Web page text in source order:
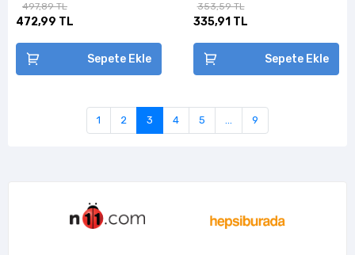
497,89 TL
472,99 TL
Sepete Ekle
353,59 TL
335,91 TL
Sepete Ekle
1 2 3 4 5 ... 9